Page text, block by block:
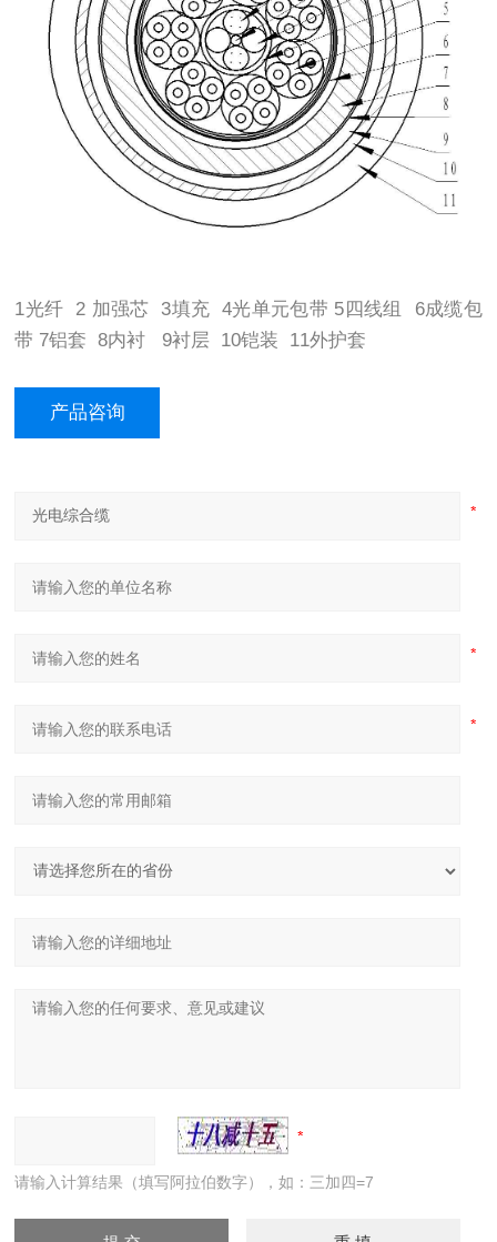
1光纤 2 加强芯 3填充 4光单元包带 5四线组 6成缆包
带 7铝套 8内衬 9衬层 10铠装 11外护套
产品咨询
请输入计算结果（填写阿拉伯数字），如：三加四=7